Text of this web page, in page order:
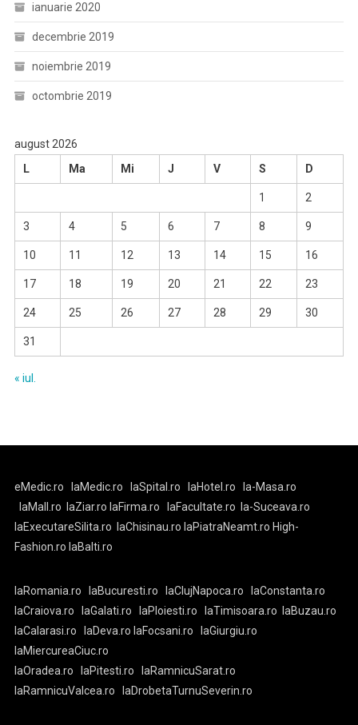
ianuarie 2020
decembrie 2019
noiembrie 2019
octombrie 2019
august 2026
L
Ma Mi J V S D
1 2
3 4 5 6 7 8 9
10 11 12 13 14 15 16
17 18 19 20 21 22 23
24 25 26 27 28 29 30
31
« iul.
eMedic.ro laMedic.ro laSpital.ro laHotel.ro
la-Masa.ro
laMall.ro
laZiar.ro laFirma.ro laFacultate.ro
la-Suceava.ro
laExecutareSilita.ro
laChisinau.ro laPiatraNeamt.ro High-
Fashion.ro laBalti.ro
laRomania.ro laBucuresti.ro laClujNapoca.ro
laConstanta.ro
laCraiova.ro
laGalati.ro laPloiesti.ro laTimisoara.ro
laBuzau.ro
laCalarasi.ro
laDeva.ro laFocsani.ro
laGiurgiu.ro
laMiercureaCiuc.ro
laOradea.ro
laPitesti.ro
laRamnicuSarat.ro
laRamnicuValcea.ro
laDrobetaTurnuSeverin.ro